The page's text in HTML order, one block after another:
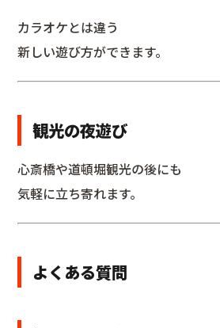
カラオケとは違う
新しい遊び方ができます。
観光の夜遊び
心斎橋や道頓堀観光の後にも
気軽に立ち寄れます。
よくある質問